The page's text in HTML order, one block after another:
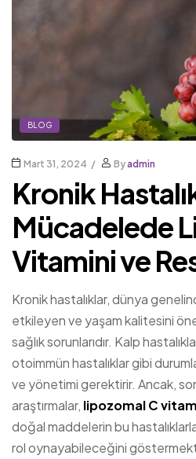
BLOG
Mart 31, 2024 Byadmin
Kronik
Mücadelede
Vitamini ve
Kronik hastalıklar, dünya
etkileyen ve yaşam kalitesini
sağlık sorunlarıdır. Kalp
otoimmün hastalıklar gibi
ve yönetimi gerektirir. Ancak,
araştırmalar, lipozomal C
doğal maddelerin bu
rol oynayabileceğini